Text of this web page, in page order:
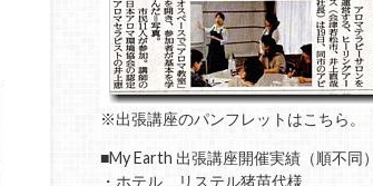
※出張講座のパンフレットはこちら。
■My Earth 出張講座開催実績（順不同）
・ホテル リステル猪苗代様